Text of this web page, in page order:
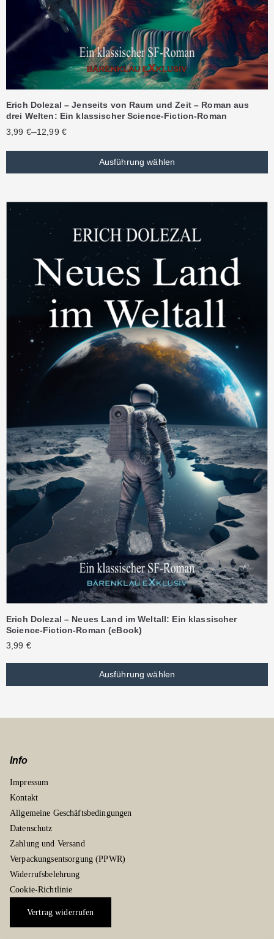
Erich Dolezal – Jenseits von Raum und Zeit – Roman aus
drei Welten: Ein klassischer Science-Fiction-Roman
3,99 €–12,99 €
Ausführung wählen
Erich Dolezal – Neues Land im Weltall: Ein klassischer
Science-Fiction-Roman (eBook)
3,99 €
Ausführung wählen
Info
Impressum
Kontakt
Allgemeine Geschäftsbedingungen
Datenschutz
Zahlung und Versand
Verpackungsentsorgung (PPWR)
Widerrufsbelehrung
Cookie-Richtlinie
Vertrag widerrufen